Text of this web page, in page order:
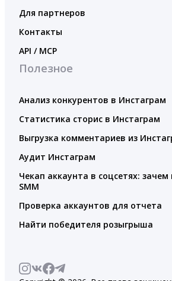
Для партнеров
Контакты
API / MCP
Полезное
Анализ конкурентов в Инстаграм
Статистика сторис в Инстаграм
Выгрузка комментариев из
Аудит Инстаграм
Чекап аккаунта в соцсетях:
SMM
Проверка аккаунтов для отчета
Найти победителя розыгрыша